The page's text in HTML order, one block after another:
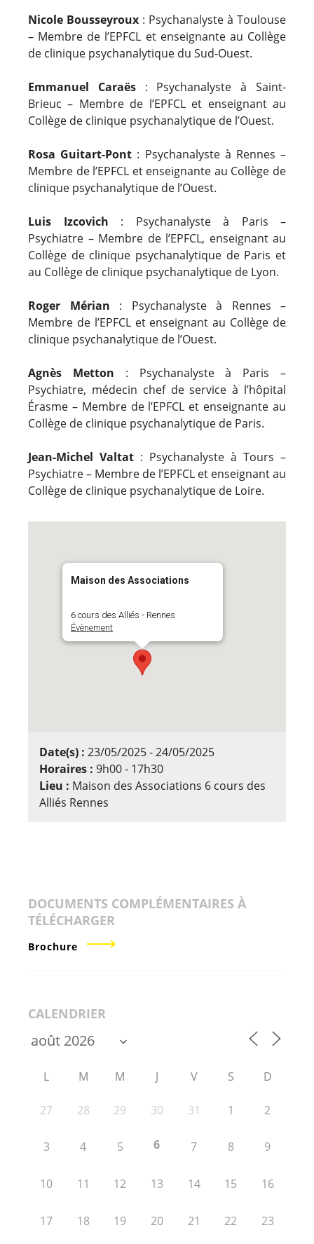
Nicole Bousseyroux : Psychanalyste à Toulouse
– Membre de l’EPFCL et enseignante au Collège
de clinique psychanalytique du Sud-Ouest.
Emmanuel Caraës: Psychanalyste à Saint-
Brieuc – Membre de l’EPFCL et enseignant au
Collège de clinique psychanalytique de l’Ouest.
Rosa Guitart-Pont : Psychanalyste à Rennes –
Membre de l’EPFCL et enseignante au Collège de
clinique psychanalytique de l’Ouest.
Luis Izcovich : Psychanalyste à Paris –
Psychiatre – Membre de l’EPFCL, enseignant au
Collège de clinique psychanalytique de Paris et
au Collège de clinique psychanalytique de Lyon.
Roger Mérian : Psychanalyste à Rennes –
Membre de l’EPFCL et enseignant au Collège de
clinique psychanalytique de l’Ouest.
Agnès Metton : Psychanalyste à Paris –
Psychiatre, médecin chef de service à l’hôpital
Érasme – Membre de l’EPFCL et enseignante au
Collège de clinique psychanalytique de Paris.
Jean-Michel Valtat : Psychanalyste à Tours –
Psychiatre – Membre de l’EPFCL et enseignant au
Collège de clinique psychanalytique de Loire.
Maison des Associations
6 cours des Alliés - Rennes
Évènement
Date(s) : 23/05/2025 - 24/05/2025
Horaires : 9h00 - 17h30
Lieu : Maison des Associations 6 cours des
Alliés Rennes
DOCUMENTS COMPLÉMENTAIRES À
TÉLÉCHARGER
Brochure
CALENDRIER
L M M J V S D
27 28 29 30 31 1 2
3 4 5 6 7 8 9
10 11 12 13 14 15 16
17 18 19 20 21 22 23